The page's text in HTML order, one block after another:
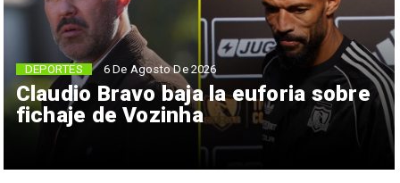
Claudio Bravo baja la euforia sobre
fichaje de Vozinha
DEPORTES 6 De Agosto De 2026